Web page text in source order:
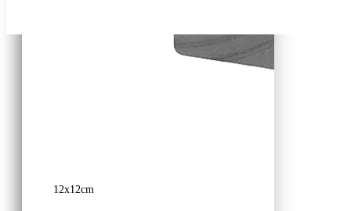
12x12cm